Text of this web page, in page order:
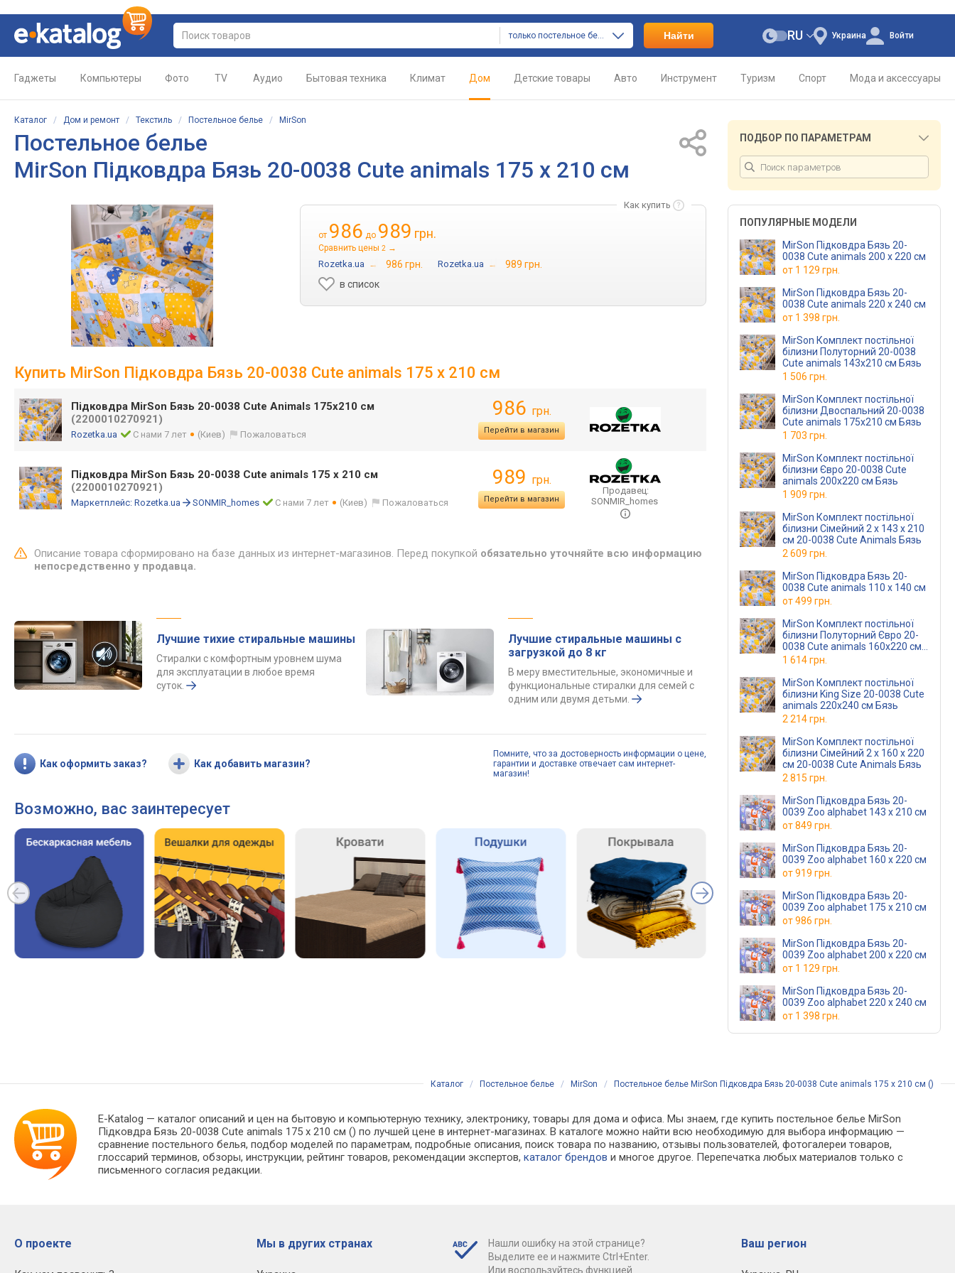
только постельное белье Найти Украина
RU Войти
Гаджеты Компьютеры Фото TV Аудио Бытовая техника Климат Дом Детские товары Авто Инструмент Туризм Спорт Мода и аксессуары
Каталог / Дом и ремонт / Текстиль / Постельное белье / MirSon
Постельное белье
MirSon Підковдра Бязь 20-0038 Cute animals 175 x 210 см
Как купить
от 986 до 989 грн.
Сравнить цены 2 →
Rozetka.ua → 986 грн. Rozetka.ua →
989 грн.
в список
Купить MirSon Підковдра Бязь 20-0038 Cute animals 175 x 210 см
Підковдра MirSon Бязь 20-0038 Cute Animals 175х210 см
(2200010270921)
Rozetka.ua С нами 7 лет (Киев) Пожаловаться
986 грн.
Перейти в магазин
Підковдра MirSon Бязь 20-0038 Cute animals 175 x 210 см
(2200010270921)
Маркетплейс: Rozetka.ua SONMIR_homes С нами 7 лет (Киев) Пожаловаться
989 грн.
Перейти в магазин
Продавец:
SONMIR_homes
Описание товара сформировано на базе данных из интернет-магазинов. Перед покупкой обязательно уточняйте всю информацию
непосредственно у продавца.
Лучшие тихие стиральные машины
Стиралки с комфортным уровнем шума
для эксплуатации в любое время
суток.
Лучшие стиральные машины с
загрузкой до 8 кг
В меру вместительные, экономичные и
функциональные стиралки для семей с
одним или двумя детьми.
Как оформить заказ? Как добавить магазин?
Помните, что за достоверность информации о цене,
гарантии и доставке отвечает сам интернет-
магазин!
Возможно, вас заинтересует
ПОДБОР ПО ПАРАМЕТРАМ
ПОПУЛЯРНЫЕ МОДЕЛИ
MirSon Підковдра Бязь 20-
0038 Cute animals 200 x 220 см
от 1 129 грн.
MirSon Підковдра Бязь 20-
0038 Cute animals 220 x 240 см
от 1 398 грн.
MirSon Комплект постільної
білизни Полуторний 20-0038
Cute animals 143х210 см Бязь
1 506 грн.
MirSon Комплект постільної
білизни Двоспальний 20-0038
Cute animals 175х210 см Бязь
1 703 грн.
MirSon Комплект постільної
білизни Євро 20-0038 Cute
animals 200х220 см Бязь
1 909 грн.
MirSon Комплект постільної
білизни Сімейний 2 x 143 x 210
см 20-0038 Cute Animals Бязь
2 609 грн.
MirSon Підковдра Бязь 20-
0038 Cute animals 110 x 140 см
от499 грн.
MirSon Комплект постільної
білизни Полуторний Євро 20-
0038 Cute animals 160х220 см
Бязь
1 614 грн.
MirSon Комплект постільної
білизни King Size 20-0038 Cute
animals 220х240 см Бязь
2 214 грн.
MirSon Комплект постільної
білизни Сімейний 2 x 160 x 220
см 20-0038 Cute Animals Бязь
2 815 грн.
MirSon Підковдра Бязь 20-
0039 Zoo alphabet 143 x 210 см
от849 грн.
MirSon Підковдра Бязь 20-
0039 Zoo alphabet 160 x 220 см
от919 грн.
MirSon Підковдра Бязь 20-
0039 Zoo alphabet 175 x 210 см
от986 грн.
MirSon Підковдра Бязь 20-
0039 Zoo alphabet 200 x 220 см
от 1 129 грн.
MirSon Підковдра Бязь 20-
0039 Zoo alphabet 220 x 240 см
от 1 398 грн.
Каталог / Постельное белье / MirSon / Постельное белье MirSon Підковдра Бязь 20-0038 Cute animals 175 x 210 см ()
E-Katalog — каталог описаний и цен на бытовую и компьютерную технику, электронику, товары для дома и офиса. Мы знаем, где купить постельное белье MirSon
Підковдра Бязь 20-0038 Cute animals 175 x 210 см () по лучшей цене в интернет-магазинах. В каталоге можно найти всю необходимую для выбора информацию —
сравнение постельного белья, подбор моделей по параметрам, подробные описания, поиск товара по названию, отзывы пользователей, фотогалереи товаров,
глоссарий терминов, обзоры, инструкции, рейтинг товаров, рекомендации экспертов,каталог брендов и многое другое. Перепечатка любых материалов только с
письменного согласия редакции.
О проекте Мы в других странах
Нашли ошибку на этой странице?
Выделите ее и нажмите Ctrl+Enter.
Или воспользуйтесь функцией
Ваш регион